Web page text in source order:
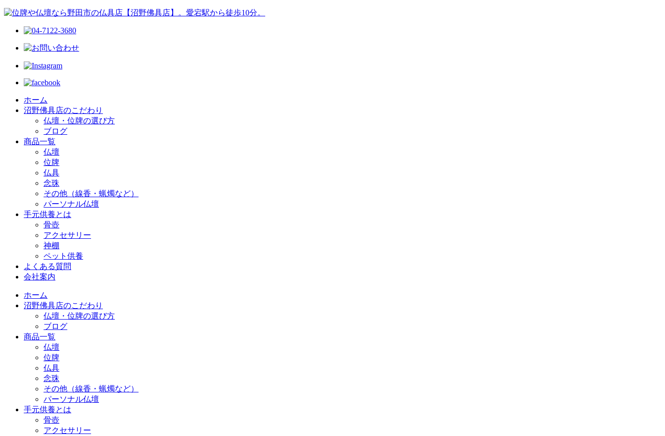
ホーム
沼野佛具店のこだわり
仏壇・位牌の選び方
ブログ
商品一覧
仏壇
位牌
仏具
念珠
その他（線香・蝋燭など）
パーソナル仏壇
手元供養とは
骨壺
アクセサリー
神棚
ペット供養
よくある質問
会社案内
ホーム
沼野佛具店のこだわり
仏壇・位牌の選び方
ブログ
商品一覧
仏壇
位牌
仏具
念珠
その他（線香・蝋燭など）
パーソナル仏壇
手元供養とは
骨壺
アクセサリー